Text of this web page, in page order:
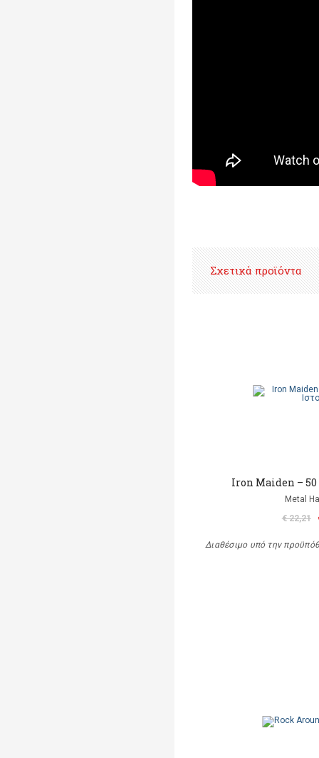
Σχετικά προϊόντα
Iron Maiden – 50
Metal
€ 22,21
Διαθέσιμο υπό την